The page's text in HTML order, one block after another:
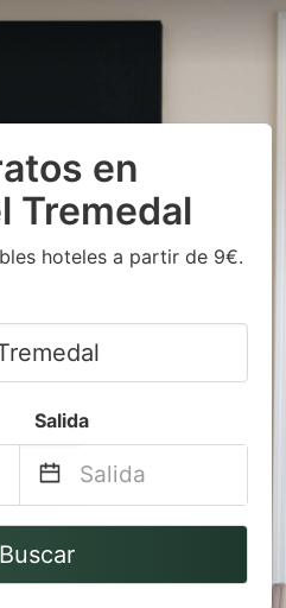
en
Tremedal
hoteles a partir de 9€.
Salida
Navigate
to
Buscar